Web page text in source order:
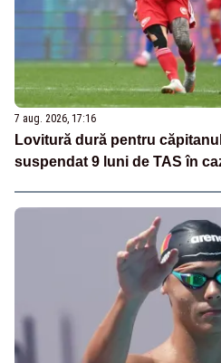
7 aug. 2026, 17:16
Lovitură dură pentru
suspendat 9 luni de TAS în